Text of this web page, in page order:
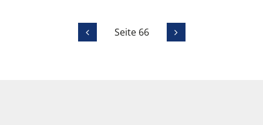
Seite 66